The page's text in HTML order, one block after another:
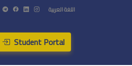
اللغة العربية
Student Portal